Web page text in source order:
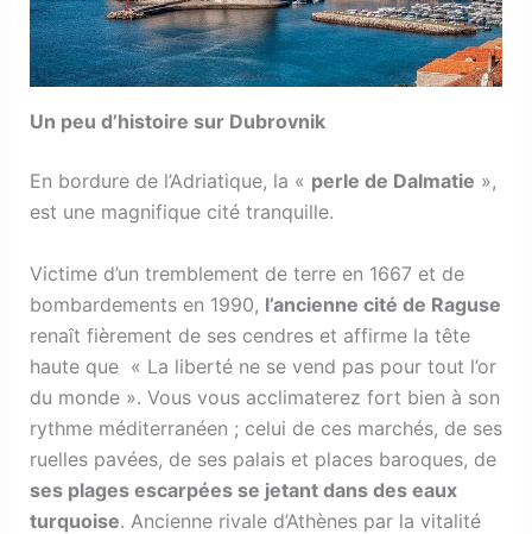
Un peu d’histoire sur Dubrovnik
En bordure de l’Adriatique, la « perle de Dalmatie »,
est une magnifique cité tranquille.
Victime d’un tremblement de terre en 1667 et de
bombardements en 1990, l’ancienne cité de Raguse
renaît fièrement de ses cendres et affirme la tête
haute que « La liberté ne se vend pas pour tout l’or
du monde ». Vous vous acclimaterez fort bien à son
rythme méditerranéen ; celui de ces marchés, de ses
ruelles pavées, de ses palais et places baroques, de
ses plages escarpées se jetant dans des eaux
turquoise. Ancienne rivale d’Athènes par la vitalité